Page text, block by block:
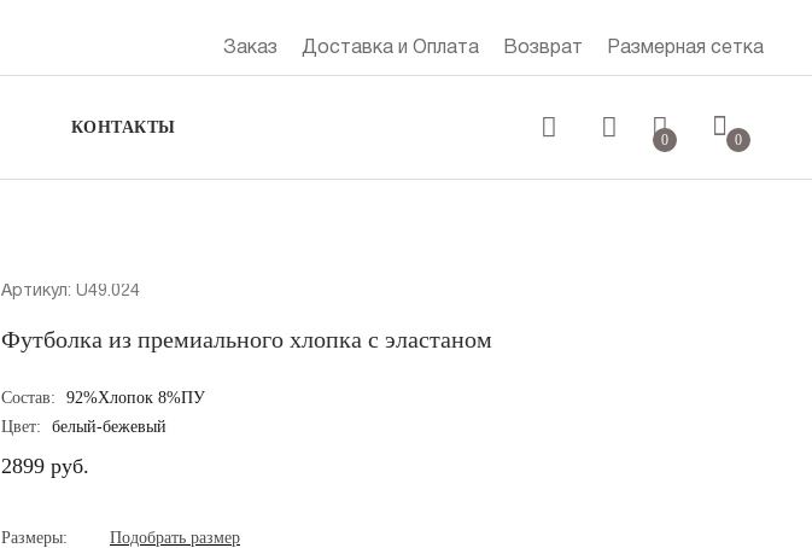
Заказ Доставка и Оплата Возврат Размерная сетка
КОНТАКТЫ
0 0
Артикул: U49.024
Футболка из премиального хлопка с эластаном
Состав:
92%Хлопок 8%ПУ
Цвет:
белый-бежевый
2899 руб.
Размеры: Подобрать размер